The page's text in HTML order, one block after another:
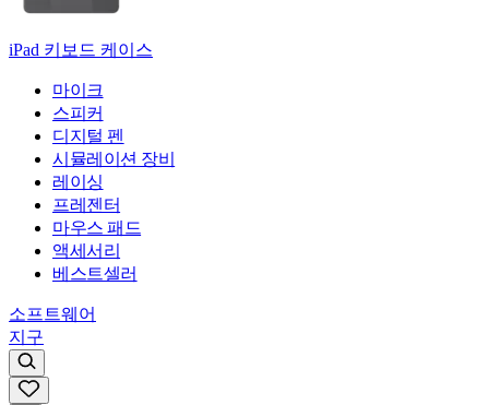
iPad 키보드 케이스
마이크
스피커
디지털 펜
시뮬레이션 장비
레이싱
프레젠터
마우스 패드
액세서리
베스트셀러
소프트웨어
지구